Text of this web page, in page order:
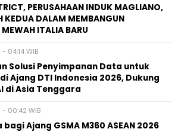
PERUSAHAAN INDUK MAGLIANO,
KEDUA DALAM MEMBANGUN
ITALIA BARU
04:14 WIB
Solusi Penyimpanan Data untuk
Ajang DTI Indonesia 2026, Dukung
di Asia Tenggara
00:42 WIB
Ajang GSMA M360 ASEAN 2026